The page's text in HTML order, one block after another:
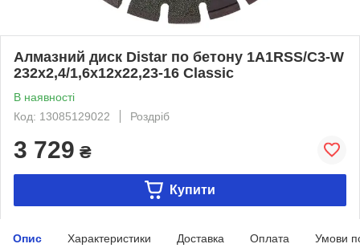
Алмазний диск Distar по бетону 1A1RSS/C3-W
232x2,4/1,6x12x22,23-16 Classic
В наявності
Код: 13085129022
Роздріб
3 729 ₴
Купити
Опис Характеристики Доставка Оплата Умови